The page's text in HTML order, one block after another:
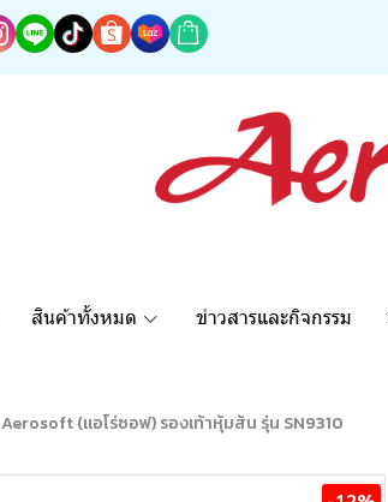
สินค้าทั้งหมด ข่าวสารและกิจกรรม
Aerosoft (แอโร่ซอฟ) รองเท้าหุ้มส้น รุ่น SN9310